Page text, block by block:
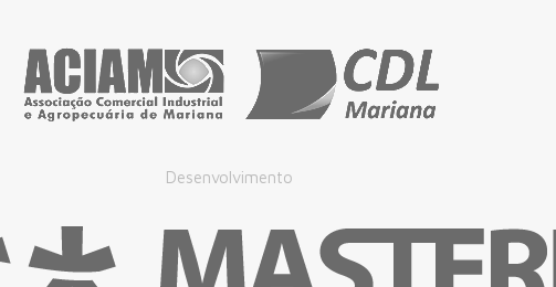
Desenvolvimento